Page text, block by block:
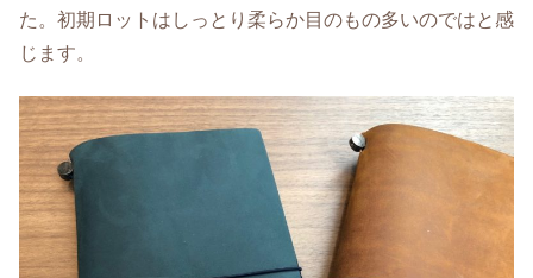
た。初期ロットはしっとり柔らか目のもの多いのではと感
じます。